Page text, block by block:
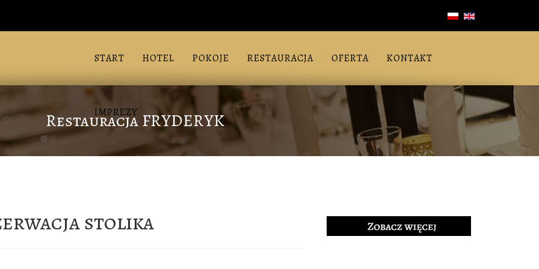
START HOTEL POKOJE RESTAURACJA OFERTA KONTAKT
IMPREZY
Restauracja FRYDERYK
stolika